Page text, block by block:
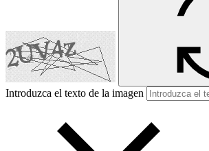
Introduzca el texto de la imagen